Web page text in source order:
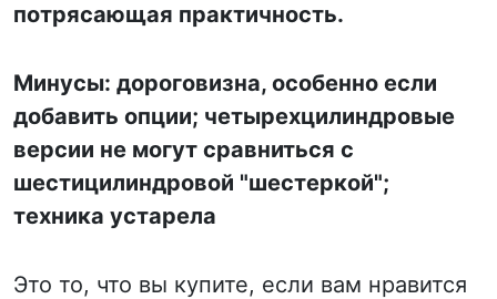
потрясающая практичность.
Минусы: дороговизна, особенно если
добавить опции; четырехцилиндровые
версии не могут сравниться с
шестицилиндровой "шестеркой";
техника устарела
Это то, что вы купите, если вам нравится